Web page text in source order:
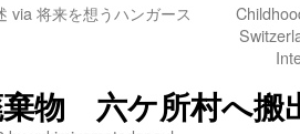
via 将来を想うハンガース
棄物 六ケ所村へ